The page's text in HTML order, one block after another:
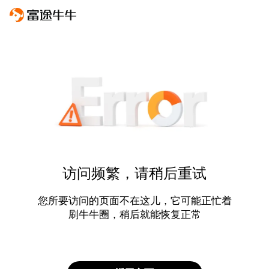
访问频繁，请稍后重试
您所要访问的页面不在这儿，它可能正忙着
刷牛牛圈，稍后就能恢复正常